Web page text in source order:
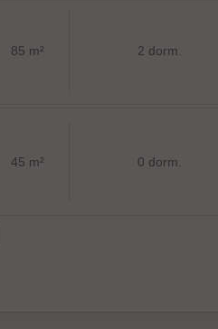
85 m² 2 dorm.
45 m² 0 dorm.